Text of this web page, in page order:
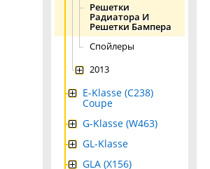
Решетки
Радиатора И
Решетки Бампера
Спойлеры
2013
E-Klasse (C238)
Coupe
G-Klasse (W463)
GL-Klasse
GLA (X156)